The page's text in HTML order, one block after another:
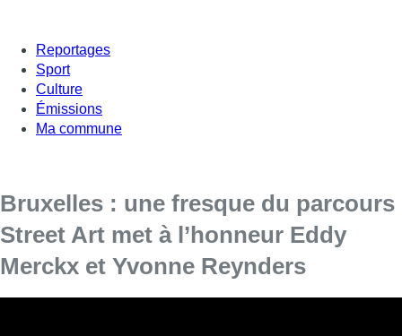
Reportages
Sport
Culture
Émissions
Ma commune
Bruxelles : une fresque du parcours
Street Art met à l’honneur Eddy
Merckx et Yvonne Reynders